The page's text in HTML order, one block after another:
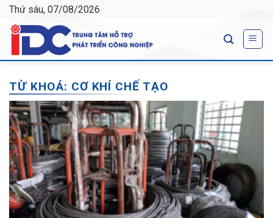
Skip
content
Thứ sáu, 07/08/2026
TỪ KHOÁ: CƠ KHÍ CHẾ TẠO